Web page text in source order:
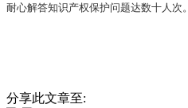
耐心解答知识产权保护问题达数十人次。
分享此文章至: